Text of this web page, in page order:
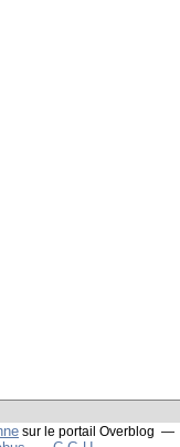
sur le portail Overblog